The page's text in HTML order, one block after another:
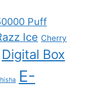
Puff
Ice Cherry
Digital Box
E-